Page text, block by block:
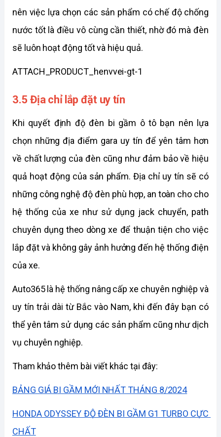
nên việc lựa chọn các sản phẩm có chế độ chống
nước tốt là điều vô cùng cần thiết, nhờ đó mà đèn
sẽ luôn hoạt động tốt và hiệu quả.
ATTACH_PRODUCT_henvvei-gt-1
3.5 Địa chỉ lắp đặt uy tín
Khi quyết định độ đèn bi gầm ô tô bạn nên lựa
chọn những địa điểm gara uy tín để yên tâm hơn
về chất lượng của đèn cũng như đảm bảo về hiệu
quả hoạt động của sản phẩm. Địa chỉ uy tín sẽ có
những công nghệ độ đèn phù hợp, an toàn cho cho
hệ thống của xe như sử dụng jack chuyển, path
chuyên dụng theo dòng xe để thuận tiện cho việc
lắp đặt và không gây ảnh hưởng đến hệ thống điện
của xe.
Auto365 là hệ thống nâng cấp xe chuyên nghiệp và
uy tín trải dài từ Bắc vào Nam, khi đến đây bạn có
thể yên tâm sử dụng các sản phẩm cũng như dịch
vụ chuyên nghiệp.
Tham khảo thêm bài viết khác tại đây:
BẢNG GIÁ BI GẦM MỚI NHẤT THÁNG 8/2024
HONDA ODYSSEY ĐỘ ĐÈN BI GẦM G1 TURBO CỰC
CHẤT